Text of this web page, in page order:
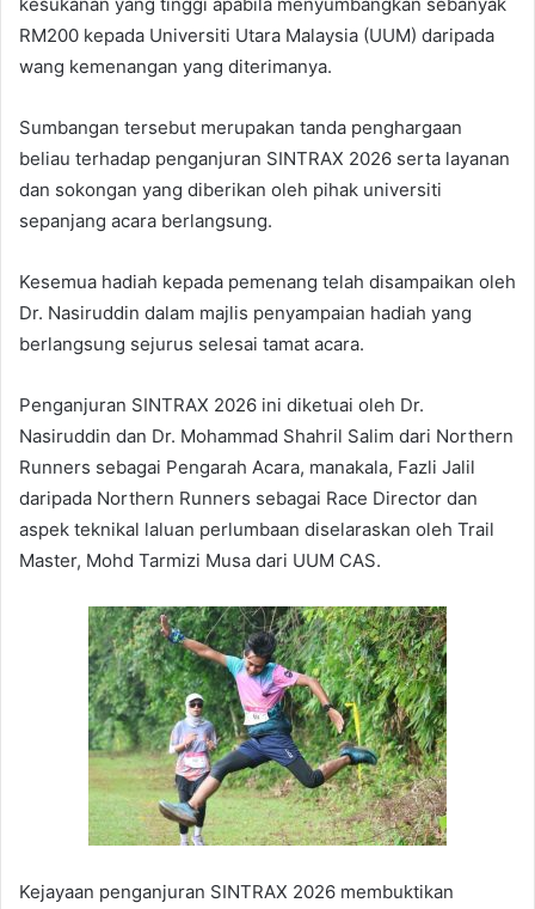
RM200 kepada Universiti Utara Malaysia (UUM) daripada
wang kemenangan yang diterimanya.
Sumbangan tersebut merupakan tanda penghargaan
beliau terhadap penganjuran SINTRAX 2026 serta layanan
dan sokongan yang diberikan oleh pihak universiti
sepanjang acara berlangsung.
Kesemua hadiah kepada pemenang telah disampaikan oleh
Dr. Nasiruddin dalam majlis penyampaian hadiah yang
berlangsung sejurus selesai tamat acara.
Penganjuran SINTRAX 2026 ini diketuai oleh Dr.
Nasiruddin dan Dr. Mohammad Shahril Salim dari Northern
Runners sebagai Pengarah Acara, manakala, Fazli Jalil
daripada Northern Runners sebagai Race Director dan
aspek teknikal laluan perlumbaan diselaraskan oleh Trail
Master, Mohd Tarmizi Musa dari UUM CAS.
Kejayaan penganjuran SINTRAX 2026 membuktikan